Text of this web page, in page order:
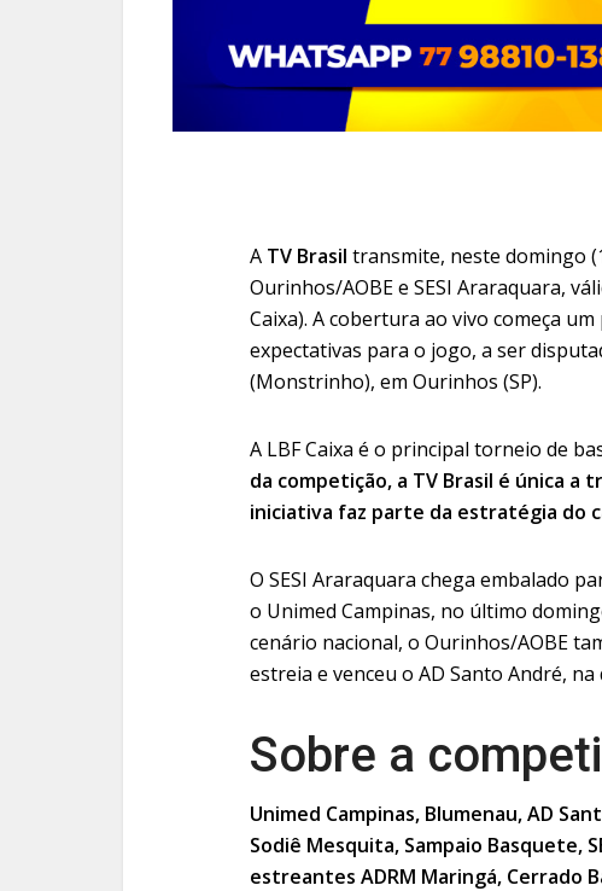
A TV Brasil transmite, neste domingo
Ourinhos/AOBE e SESI Araraquara,
Caixa). A cobertura ao vivo começa
expectativas para o jogo, a ser
(Monstrinho), em Ourinhos (SP).
A LBF Caixa é o principal torneio de
da competição, a TV Brasil é única
iniciativa faz parte da estratégia do
O SESI Araraquara chega embalado
o Unimed Campinas, no último
cenário nacional, o Ourinhos/AOBE
estreia e venceu o AD Santo André,
Sobre a
Unimed Campinas, Blumenau, AD
Sodiê Mesquita, Sampaio Basquete,
estreantes ADRM Maringá, Cerrado